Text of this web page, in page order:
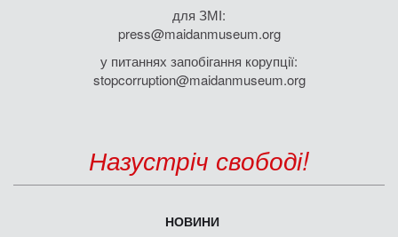
для ЗМІ:
press@maidanmuseum.org
у питаннях запобігання корупції:
stopcorruption@maidanmuseum.org
Назустріч свободі!
НОВИНИ